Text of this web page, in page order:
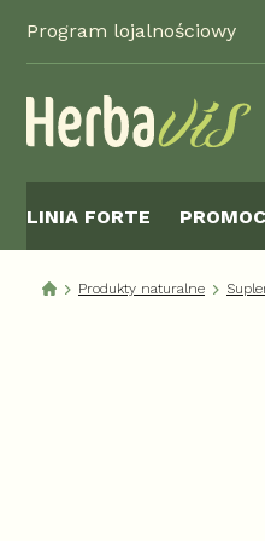
treści
Program lojalnościowy
LINIA FORTE
Produkty naturalne